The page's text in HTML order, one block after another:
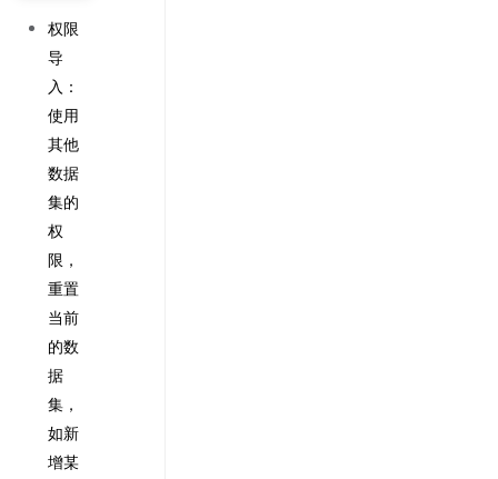
权限
导
入：
使用
其他
数据
集的
权
限，
重置
当前
的数
据
集，
如新
增某